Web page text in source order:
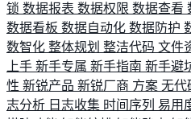
锁 数据报表 数据权限 数据查看
数据看板 数据自动化 数据防护
数智化 整体规划 整洁代码 文件
上手 新手专属 新手指南 新手避
性 新锐产品 新锐厂商 方案 无代
志分析 日志收集 时间序列 易用